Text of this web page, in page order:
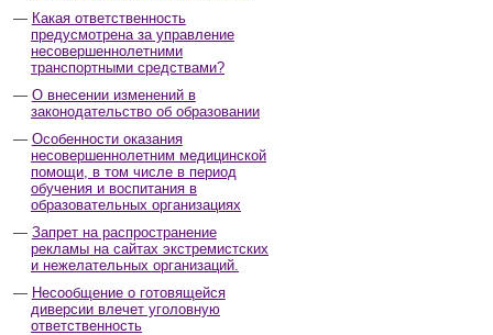
Какая ответственность
предусмотрена за управление
несовершеннолетними
транспортными средствами?
О внесении изменений в
законодательство об образовании
Особенности оказания
несовершеннолетним медицинской
помощи, в том числе в период
обучения и воспитания в
образовательных организациях
Запрет на распространение
рекламы на сайтах экстремистских
и нежелательных организаций.
Несообщение о готовящейся
диверсии влечет уголовную
ответственность